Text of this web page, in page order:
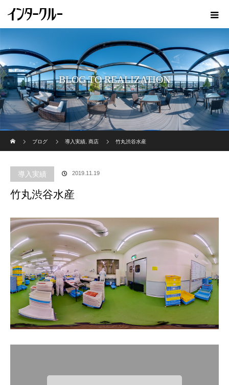
BLOG TO REALIZATION
ブログ
導入実績 商店 竹丸渋谷水産
導入実績 2019.11.19
竹丸渋谷水産